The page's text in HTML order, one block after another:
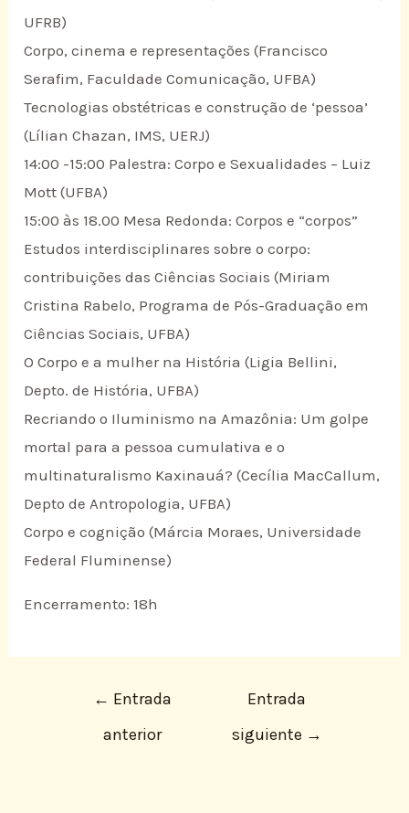
UFRB)
Corpo, cinema e representações (Francisco
Serafim, Faculdade Comunicação, UFBA)
Tecnologias obstétricas e construção de ‘pessoa’
(Lílian Chazan, IMS, UERJ)
14:00 -15:00 Palestra: Corpo e Sexualidades – Luiz
Mott (UFBA)
15:00 às 18.00 Mesa Redonda: Corpos e “corpos”
Estudos interdisciplinares sobre o corpo:
contribuições das Ciências Sociais (Miriam
Cristina Rabelo, Programa de Pós-Graduação em
Ciências Sociais, UFBA)
O Corpo e a mulher na História (Ligia Bellini,
Depto. de História, UFBA)
Recriando o Iluminismo na Amazônia: Um golpe
mortal para a pessoa cumulativa e o
multinaturalismo Kaxinauá? (Cecília MacCallum,
Depto de Antropologia, UFBA)
Corpo e cognição (Márcia Moraes, Universidade
Federal Fluminense)
Encerramento: 18h
← Entrada
anterior
Entrada
siguiente →